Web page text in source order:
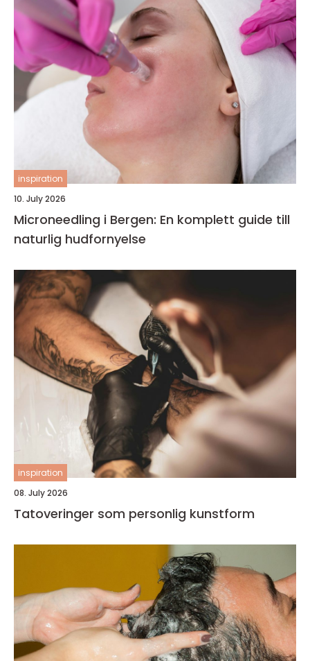
inspiration
10. July 2026
Microneedling i Bergen: En komplett guide till
naturlig hudfornyelse
inspiration
08. July 2026
Tatoveringer som personlig kunstform